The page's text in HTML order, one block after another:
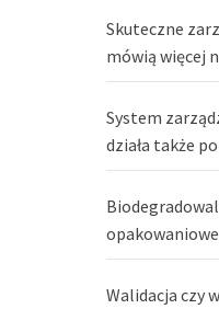
Skuteczne
mówią więcej
System
działa także
Walidacja czy